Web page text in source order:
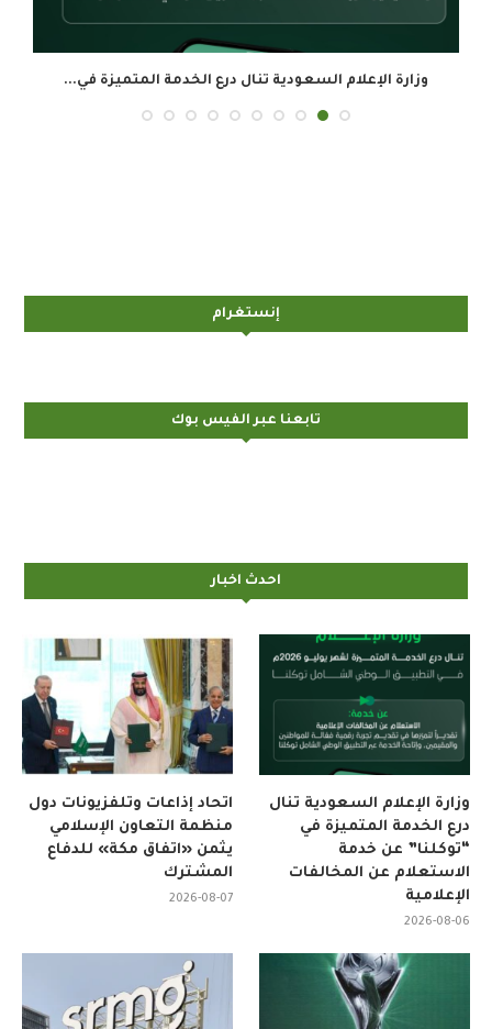
وزارة الإعلام السعودية تنال درع الخدمة المتميزة في...
إنستغرام
تابعنا عبر الفيس بوك
احدث اخبار
اتحاد إذاعات وتلفزيونات دول
منظمة التعاون الإسلامي
يثمن «اتفاق مكة» للدفاع
المشترك
2026-08-07
وزارة الإعلام السعودية تنال
درع الخدمة المتميزة في
“توكلنا” عن خدمة
الاستعلام عن المخالفات
الإعلامية
2026-08-06